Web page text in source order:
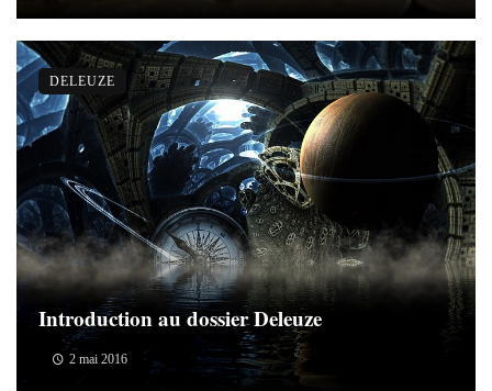
Introduction au dossier Deleuze
2 mai 2016
DELEUZE